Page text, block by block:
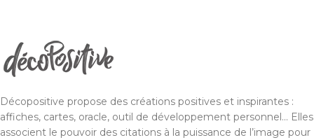
Décopositive propose des créations positives et inspirantes :
affiches, cartes, oracle, outil de développement personnel... Elles
associent le pouvoir des citations à la puissance de l’image pour